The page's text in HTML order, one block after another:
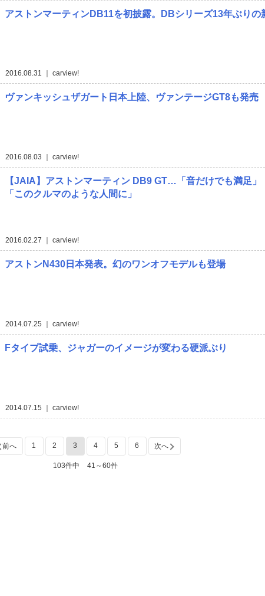
アストンマーティンDB11を初披露。DBシリーズ13年ぶりの
2016.08.31 ｜ carview!
ヴァンキッシュザガート日本上陸、ヴァンテージGT8も発売
2016.08.03 ｜ carview!
【JAIA】アストンマーティン DB9 GT…「音だけでも満足」
「このクルマのような人間に」
2016.02.27 ｜ carview!
アストンN430日本発表。幻のワンオフモデルも登場
2014.07.25 ｜ carview!
Fタイプ試乗、ジャガーのイメージが変わる硬派ぶり
2014.07.15 ｜ carview!
前へ 1 2 3 4 5 6 次へ
103件中 41～60件